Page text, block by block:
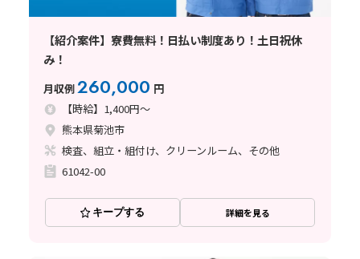
【紹介案件】寮費無料！日払い制度あり！土日祝休
み！
月収例260,000 円
【時給】1,400円～
熊本県菊池市
検査、組立・組付け、クリーンルーム、その他
61042-00
キープする 詳細を見る